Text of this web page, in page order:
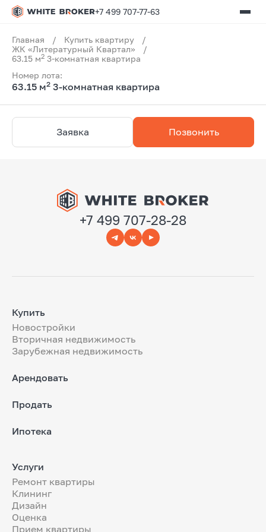
+7 499 707-77-63
Главная / Купить квартиру
/
ЖК «Литературный Квартал»
/
63.15 м2 3-комнатная квартира
Номер лота:
63.15 м2 3-комнатная квартира
Заявка Позвонить
+7 499 707-28-28
Купить
Новостройки
Вторичная недвижимость
Зарубежная недвижимость
Арендовать
Продать
Ипотека
Услуги
Ремонт квартиры
Клининг
Дизайн
Оценка
Прием квартиры